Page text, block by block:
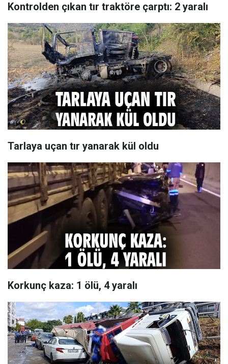
Kontrolden çıkan tır traktöre çarptı: 2 yaralı
Tarlaya uçan tır yanarak kül oldu
Korkunç kaza: 1 ölü, 4 yaralı